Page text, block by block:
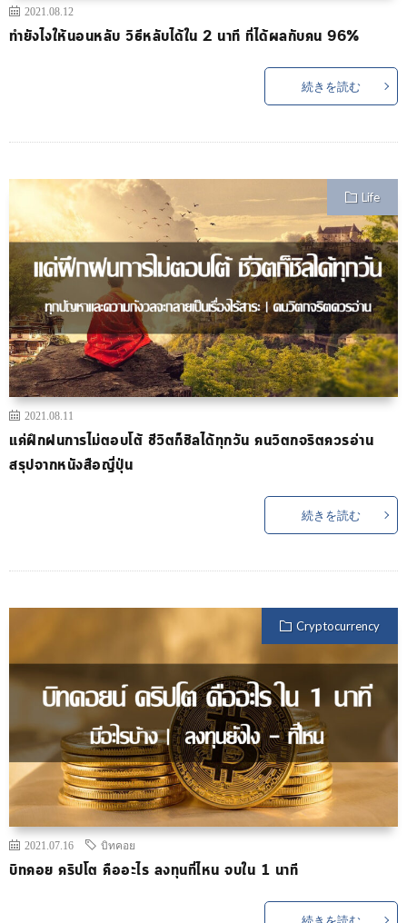
2021.08.12
ทำยังไงให้นอนหลับ วิธีหลับได้ใน 2 นาที ที่ได้ผลกับคน 96%
続きを読む
Life
2021.08.11
แค่ฝึกฝนการไม่ตอบโต้ ชีวิตก็ชิลได้ทุกวัน คนวิตกจริตควรอ่าน
สรุปจากหนังสือญี่ปุ่น
続きを読む
Cryptocurrency
2021.07.16 บิทคอย
บิทคอย คริปโต คืออะไร ลงทุนที่ไหน จบใน 1 นาที